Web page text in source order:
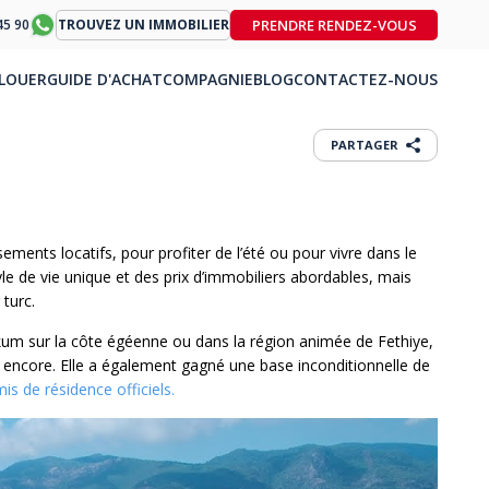
PARTAGER
locatifs, pour profiter de l’été ou pour vivre dans le
de vie unique et des prix d’immobiliers abordables, mais
sur la côte égéenne ou dans la région animée de Fethiye,
Elle a également gagné une base inconditionnelle de
de résidence officiels.
90 TROUVEZ UN IMMOBILIER PRENDRE RENDEZ-VOUS
GUIDE D'ACHATCOMPAGNIEBLOGCONTACTEZ-NOUS